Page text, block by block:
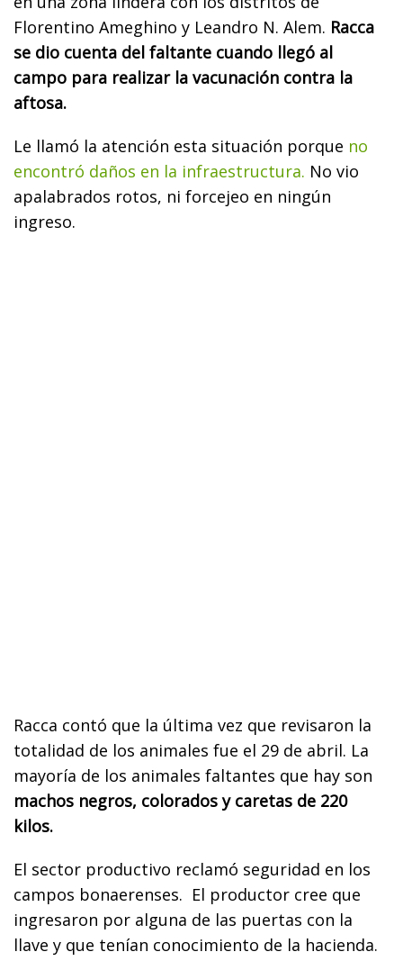
Florentino Ameghino y Leandro N. Alem. Racca
se dio cuenta del faltante cuando llegó al
campo para realizar la vacunación contra la
aftosa.
Le llamó la atención esta situación porque no
encontró daños en la infraestructura. No vio
apalabrados rotos, ni forcejeo en ningún
ingreso.
Racca contó que la última vez que revisaron la
totalidad de los animales fue el 29 de abril. La
mayoría de los animales faltantes que hay son
machos negros, colorados y caretas de 220
kilos.
El sector productivo reclamó seguridad en los
campos bonaerenses. El productor cree que
ingresaron por alguna de las puertas con la
llave y que tenían conocimiento de la hacienda.